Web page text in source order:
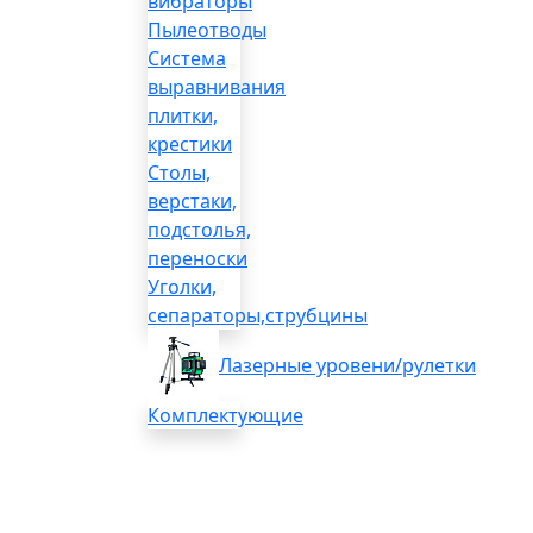
Пылеотводы
Система
выравнивания
плитки,
крестики
Столы,
верстаки,
подстолья,
переноски
Уголки,
сепараторы,струбцины
Лазерные уровени/рулетки
Комплектующие